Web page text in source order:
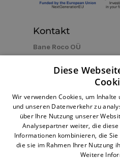
Kontakt
Bane Roco OÜ
Call us now:
info@brturbo.de
Bequeme
Diese
Wir verwenden Cookies, um
und unseren Datenverkehr zu
über Ihre Nutzung unserer
Analysepartner weiter, die
Informationen kombinieren, die
die sie im Rahmen Ihrer Nutzung
Weitere